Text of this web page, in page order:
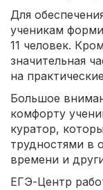
Для
ученикам
11 человек.
значительная
на
Большое
комфорту
куратор,
трудностями в
времени и
ЕГЭ-Центр